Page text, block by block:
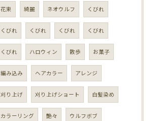
花束 綺麗 ネオウルフ くびれ
くびれ くびれ くびれ くびれ
くびれ ハロウィン 散歩 お菓子
編み込み ヘアカラー アレンジ
刈り上げ 刈り上げショート 白髪染め
カラーリング 艶々 ウルフボブ